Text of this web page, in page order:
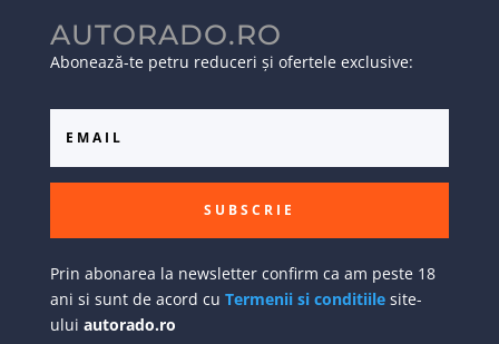
AUTORADO.RO
Abonează-te petru reduceri și ofertele exclusive:
SUBSCRIE
Prin abonarea la newsletter confirm ca am peste 18
ani si sunt de acord cu Termenii si conditiilesite-
ului autorado.ro